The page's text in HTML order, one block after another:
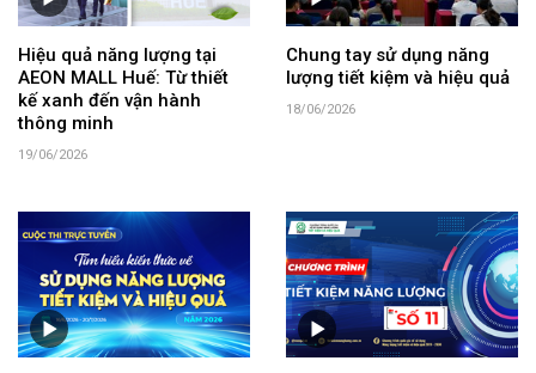
Hiệu quả năng lượng tại
AEON MALL Huế: Từ thiết
kế xanh đến vận hành
thông minh
19/06/2026
Chung tay sử dụng năng
lượng tiết kiệm và hiệu quả
18/06/2026